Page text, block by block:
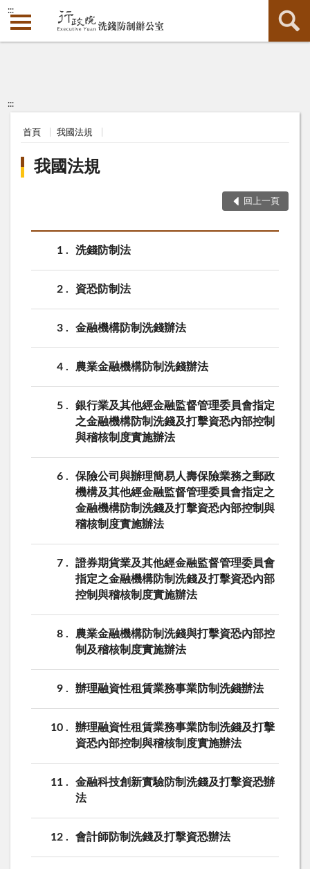
:::
:::
首頁 我國法規
我國法規
回上一頁
1 洗錢防制法
2 資恐防制法
3 金融機構防制洗錢辦法
4 農業金融機構防制洗錢辦法
5
銀行業及其他經金融監督管理委員會指定
之金融機構防制洗錢及打擊資恐內部控制
與稽核制度實施辦法
6
保險公司與辦理簡易人壽保險業務之郵政
機構及其他經金融監督管理委員會指定之
金融機構防制洗錢及打擊資恐內部控制與
稽核制度實施辦法
7
證券期貨業及其他經金融監督管理委員會
指定之金融機構防制洗錢及打擊資恐內部
控制與稽核制度實施辦法
8
農業金融機構防制洗錢與打擊資恐內部控
制及稽核制度實施辦法
9 辦理融資性租賃業務事業防制洗錢辦法
10
辦理融資性租賃業務事業防制洗錢及打擊
資恐內部控制與稽核制度實施辦法
11
金融科技創新實驗防制洗錢及打擊資恐辦
法
12 會計師防制洗錢及打擊資恐辦法